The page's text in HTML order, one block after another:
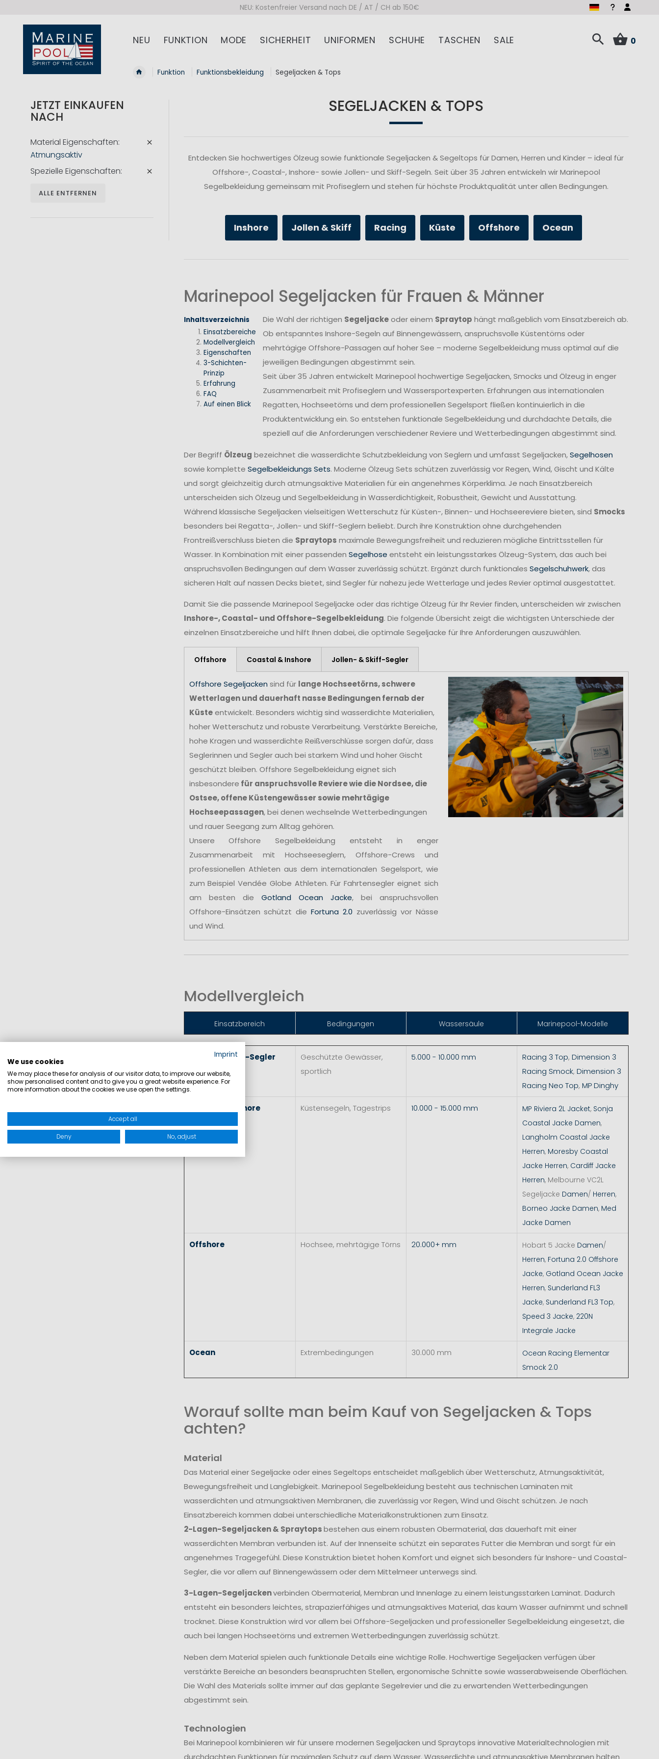
NEU: Kostenfreier Versand nach DE / AT / CH ab 150€
NEU FUNKTION MODE SICHERHEIT UNIFORMEN SCHUHE TASCHEN SALE 0
Funktion Funktionsbekleidung Segeljacken & Tops
SEGELJACKEN & TOPS
Entdecken Sie hochwertiges Ölzeug sowie funktionale Segeljacken & Segeltops für Damen, Herren und Kinder – ideal für
Offshore-, Coastal-, Inshore- sowie Jollen- und Skiff-Segeln. Seit über 35 Jahren entwickeln wir Marinepool
Segelbekleidung gemeinsam mit Profiseglern und stehen für höchste Produktqualität unter allen Bedingungen.
Inshore Jollen & Skiff Racing Küste Offshore Ocean
Marinepool Segeljacken für Frauen & Männer
Inhaltsverzeichnis
Einsatzbereiche
Modellvergleich
Eigenschaften
3-Schichten-
Prinzip
Erfahrung
FAQ
Auf einen Blick
Die Wahl der richtigen Segeljackeoder einem Spraytop hängt maßgeblich vom Einsatzbereich ab.
Ob entspanntes Inshore-Segeln auf Binnengewässern, anspruchsvolle Küstentörns oder
mehrtägige Offshore-Passagen auf hoher See – moderne Segelbekleidung muss optimal auf die
jeweiligen Bedingungen abgestimmt sein.
Seit über 35 Jahren entwickelt Marinepool hochwertige Segeljacken, Smocks und Ölzeug in enger
Zusammenarbeit mit Profiseglern und Wassersportexperten. Erfahrungen aus internationalen
Regatten, Hochseetörns und dem professionellen Segelsport fließen kontinuierlich in die
Produktentwicklung ein. So entstehen funktionale Segelbekleidung und durchdachte Details, die
speziell auf die Anforderungen verschiedener Reviere und Wetterbedingungen abgestimmt sind.
Der Begriff Ölzeug bezeichnet die wasserdichte Schutzbekleidung von Seglern und umfasst Segeljacken,Segelhosen
sowie komplette Segelbekleidungs Sets. Moderne Ölzeug Sets schützen zuverlässig vor Regen, Wind, Gischt und Kälte
und sorgt gleichzeitig durch atmungsaktive Materialien für ein angenehmes Körperklima. Je nach Einsatzbereich
unterscheiden sich Ölzeug und Segelbekleidung in Wasserdichtigkeit, Robustheit, Gewicht und Ausstattung.
Während klassische Segeljacken vielseitigen Wetterschutz für Küsten-, Binnen- und Hochseereviere bieten, sind Smocks
besonders bei Regatta-, Jollen- und Skiff-Seglern beliebt. Durch ihre Konstruktion ohne durchgehenden
Frontreißverschluss bieten die Spraytops maximale Bewegungsfreiheit und reduzieren mögliche Eintrittsstellen für
Wasser. In Kombination mit einer passenden Segelhose entsteht ein leistungsstarkes Ölzeug-System, das auch bei
anspruchsvollen Bedingungen auf dem Wasser zuverlässig schützt. Ergänzt durch funktionales Segelschuhwerk, das
sicheren Halt auf nassen Decks bietet, sind Segler für nahezu jede Wetterlage und jedes Revier optimal ausgestattet.
Damit Sie die passende Marinepool Segeljacke oder das richtige Ölzeug für Ihr Revier finden, unterscheiden wir zwischen
Inshore-, Coastal- und Offshore-Segelbekleidung. Die folgende Übersicht zeigt die wichtigsten Unterschiede der
einzelnen Einsatzbereiche und hilft Ihnen dabei, die optimale Segeljacke für Ihre Anforderungen auszuwählen.
Offshore Coastal & Inshore Jollen- & Skiff-Segler
Offshore Segeljacken sind für lange Hochseetörns, schwere
Wetterlagen und dauerhaft nasse Bedingungen fernab der
Küsteentwickelt. Besonders wichtig sind wasserdichte Materialien,
hoher Wetterschutz und robuste Verarbeitung. Verstärkte Bereiche,
hohe Kragen und wasserdichte Reißverschlüsse sorgen dafür, dass
Seglerinnen und Segler auch bei starkem Wind und hoher Gischt
geschützt bleiben. Offshore Segelbekleidung eignet sich
insbesondere für anspruchsvolle Reviere wie die Nordsee, die
Ostsee, offene Küstengewässer sowie mehrtägige
Hochseepassagen, bei denen wechselnde Wetterbedingungen
und rauer Seegang zum Alltag gehören.
Unsere Offshore Segelbekleidung entsteht in enger
Zusammenarbeit mit Hochseeseglern, Offshore-Crews und
professionellen Athleten aus dem internationalen Segelsport, wie
zum Beispiel Vendée Globe Athleten. Für Fahrtensegler eignet sich
am besten die Gotland Ocean Jacke, bei anspruchsvollen
Offshore-Einsätzen schützt dieFortuna 2.0 zuverlässig vor Nässe
und Wind.
Modellvergleich
Einsatzbereich Bedingungen Wassersäule Marinepool-Modelle
Jollen- & Skiff-Segler
Geschützte Gewässer,
sportlich
5.000 - 10.000 mm Racing 3 Top, Dimension 3
Racing Smock, Dimension 3
Racing Neo Top, MP Dinghy
Inshore Küstensegeln, Tagestrips 10.000 - 15.000 mm MP Riviera 2L Jacket, Sonja
Coastal Jacke Damen,
Langholm Coastal Jacke
Herren, Moresby Coastal
Jacke Herren, Cardiff Jacke
Herren, Melbourne VC2L
Segeljacke Damen/ Herren,
Borneo Jacke Damen, Med
Jacke Damen
Offshore Hochsee, mehrtägige Törns 20.000+ mm Hobart 5 Jacke Damen/
Herren, Fortuna 2.0 Offshore
Jacke, Gotland Ocean Jacke
Herren, Sunderland FL3
Jacke, Sunderland FL3 Top,
Speed 3 Jacke, 220N
Integrale Jacke
Ocean Extrembedingungen 30.000 mm
Ocean Racing Elementar
Smock 2.0
Worauf sollte man beim Kauf von Segeljacken & Tops
achten?
Material
Das Material einer Segeljacke oder eines Segeltops entscheidet maßgeblich über Wetterschutz, Atmungsaktivität,
Bewegungsfreiheit und Langlebigkeit. Marinepool Segelbekleidung besteht aus technischen Laminaten mit
wasserdichten und atmungsaktiven Membranen, die zuverlässig vor Regen, Wind und Gischt schützen. Je nach
Einsatzbereich kommen dabei unterschiedliche Materialkonstruktionen zum Einsatz.
2-Lagen-Segeljacken & Spraytopsbestehen aus einem robusten Obermaterial, das dauerhaft mit einer
wasserdichten Membran verbunden ist. Auf der Innenseite schützt ein separates Futter die Membran und sorgt für ein
angenehmes Tragegefühl. Diese Konstruktion bietet hohen Komfort und eignet sich besonders für Inshore- und Coastal-
Segler, die vor allem auf Binnengewässern oder dem Mittelmeer unterwegs sind.
3-Lagen-Segeljackenverbinden Obermaterial, Membran und Innenlage zu einem leistungsstarken Laminat. Dadurch
entsteht ein besonders leichtes, strapazierfähiges und atmungsaktives Material, das kaum Wasser aufnimmt und schnell
trocknet. Diese Konstruktion wird vor allem bei Offshore-Segeljacken und professioneller Segelbekleidung eingesetzt, die
auch bei langen Hochseetörns und extremen Wetterbedingungen zuverlässig schützt.
Neben dem Material spielen auch funktionale Details eine wichtige Rolle. Hochwertige Segeljacken verfügen über
verstärkte Bereiche an besonders beanspruchten Stellen, ergonomische Schnitte sowie wasserabweisende Oberflächen.
Die Wahl des Materials sollte immer auf das geplante Segelrevier und die zu erwartenden Wetterbedingungen
abgestimmt sein.
Technologien
Bei Marinepool kombinieren wir für unsere modernen Segeljacken und Spraytops innovative Materialtechnologien mit
durchdachten Funktionen für maximalen Schutz auf dem Wasser. Wasserdichte und atmungsaktive Membranen halten
JETZT EINKAUFEN
NACH
Material Eigenschaften
Atmungsaktiv
Spezielle Eigenschaften
ALLE ENTFERNEN
Imprint
We use cookies
We may place these for analysis of our visitor data, to improve our website,
show personalised content and to give you a great website experience. For
more information about the cookies we use open the settings.
Accept all
Deny No, adjust